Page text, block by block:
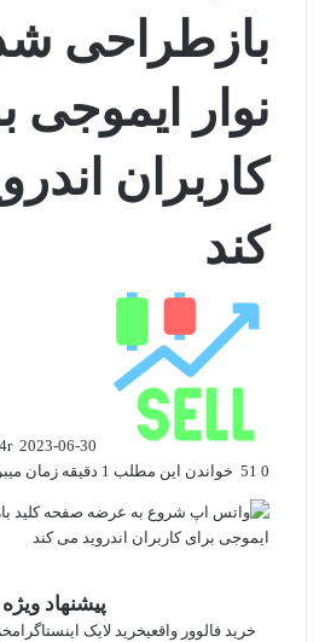
بازطراحی
نوار ایموجی
کاربران
کند
2023-06-30
0
خواندن این مطلب 1 دقیقه زمان میبرد
پیشنهاد ویژه
خرید فالوور واقعیخرید لایک اینستاگرام